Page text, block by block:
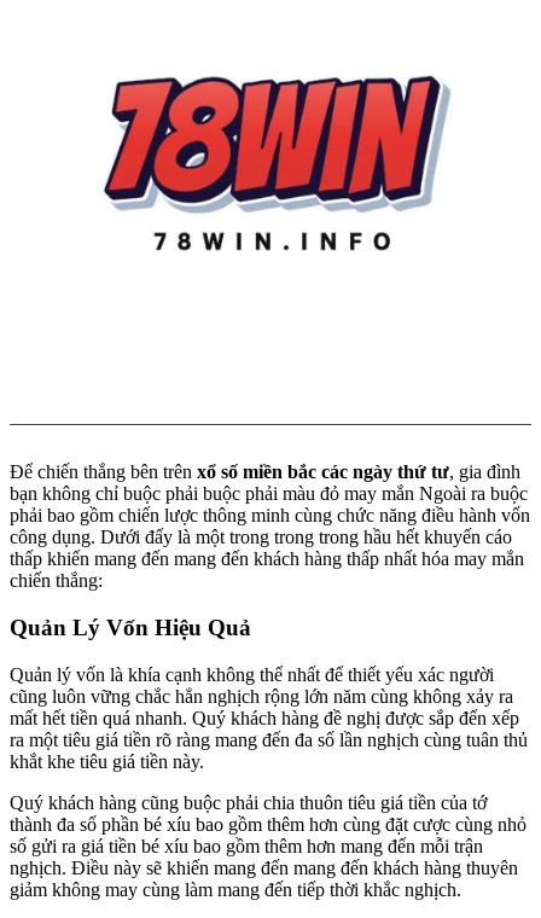
Để chiến thắng bên trên xổ số miền bắc các ngày thứ tư, gia đình
bạn không chỉ buộc phải buộc phải màu đỏ may mắn Ngoài ra buộc
phải bao gồm chiến lược thông minh cùng chức năng điều hành vốn
công dụng. Dưới đấy là một trong trong trong hầu hết khuyến cáo
thấp khiến mang đến mang đến khách hàng thấp nhất hóa may mắn
chiến thắng:
Quản Lý Vốn Hiệu Quả
Quản lý vốn là khía cạnh không thể nhất để thiết yếu xác người
cũng luôn vững chắc hẳn nghịch rộng lớn năm cùng không xảy ra
mất hết tiền quá nhanh. Quý khách hàng đề nghị được sắp đến xếp
ra một tiêu giá tiền rõ ràng mang đến đa số lần nghịch cùng tuân thủ
khắt khe tiêu giá tiền này.
Quý khách hàng cũng buộc phải chia thuôn tiêu giá tiền của tớ
thành đa số phần bé xíu bao gồm thêm hơn cùng đặt cược cùng nhỏ
số gửi ra giá tiền bé xíu bao gồm thêm hơn mang đến mỗi trận
nghịch. Điều này sẽ khiến mang đến mang đến khách hàng thuyên
giảm không may cùng làm mang đến tiếp thời khắc nghịch.